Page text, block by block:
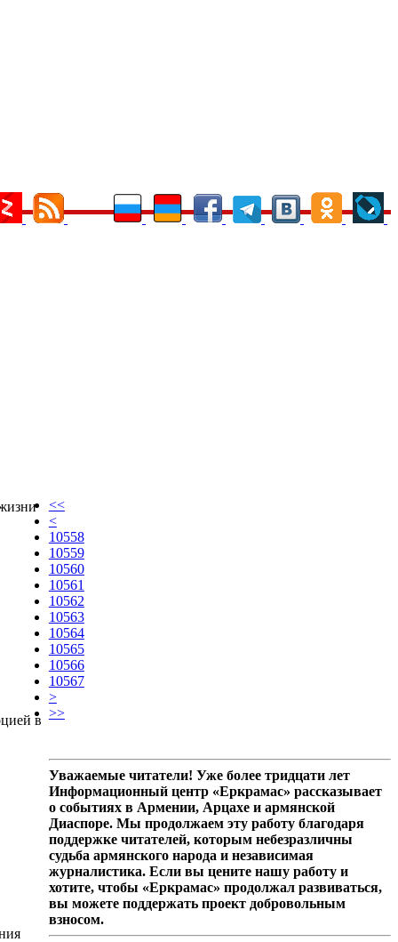
в
<<
<
10558
10559
10560
10561
10562
10563
10564
10565
10566
10567
>
>>
Уважаемые читатели! Уже более тридцати лет
Информационный центр «Еркрамас» рассказывает
о событиях в Армении, Арцахе и армянской
Диаспоре. Мы продолжаем эту работу благодаря
поддержке читателей, которым небезразличны
судьба армянского народа и независимая
журналистика. Если вы цените нашу работу и
хотите, чтобы «Еркрамас» продолжал развиваться,
вы можете поддержать проект добровольным
взносом.